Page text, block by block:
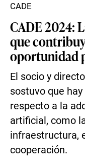
CADE 2024:
que
oportunidad
El socio y
sostuvo que
respecto a la
artificial, como
infraestructura,
cooperación.
CADE